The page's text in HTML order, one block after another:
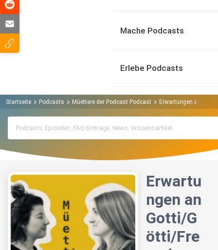
Mache Podcasts
Erlebe Podcasts
Startseite Podcasts Müettere der Podcast Podcast Erwartungen an
Erwartu
ngen an
Gotti/G
ötti/Fre